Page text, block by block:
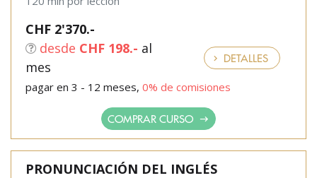
CHF 2'370.-
desde CHF 198.- al
mes
pagar en 3 - 12 meses, 0% de comisiones
DETALLES
COMPRAR CURSO
PRONUNCIACIÓN DEL INGLÉS